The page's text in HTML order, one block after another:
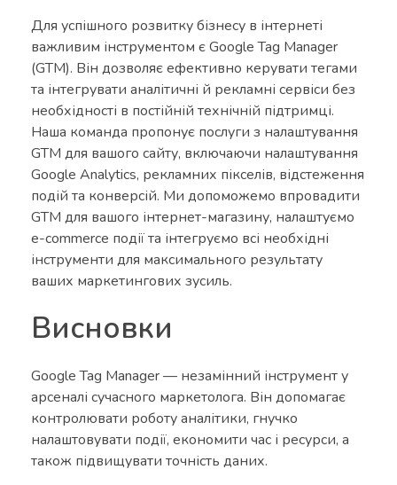
Для успішного розвитку бізнесу в інтернеті
важливим інструментом є Google Tag Manager
(GTM). Він дозволяє ефективно керувати тегами
та інтегрувати аналітичні й рекламні сервіси без
необхідності в постійній технічній підтримці.
Наша команда пропонує послуги з налаштування
GTM для вашого сайту, включаючи налаштування
Google Analytics, рекламних пікселів, відстеження
подій та конверсій. Ми допоможемо впровадити
GTM для вашого інтернет-магазину, налаштуємо
e-commerce події та інтегруємо всі необхідні
інструменти для максимального результату
ваших маркетингових зусиль.
Висновки
Google Tag Manager — незамінний інструмент у
арсеналі сучасного маркетолога. Він допомагає
контролювати роботу аналітики, гнучко
налаштовувати події, економити час і ресурси, а
також підвищувати точність даних.